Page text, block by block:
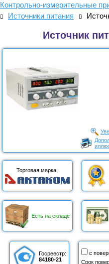
Контрольно-измерительные
Источники питания
Источник
Торговая марка:
Есть на складе
Госреестр:
84180-21
с
Срок